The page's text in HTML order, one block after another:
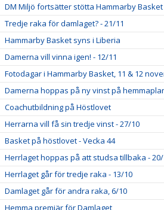
DM Miljö fortsätter stötta Hammarby Basket
Tredje raka för damlaget? - 21/11
Hammarby Basket syns i Liberia
Damerna vill vinna igen! - 12/11
Fotodagar i Hammarby Basket, 11 & 12
Damerna hoppas på ny vinst på
Coachutbildning på Höstlovet
Herrarna vill få sin tredje vinst - 27/10
Basket på höstlovet - Vecka 44
Herrlaget hoppas på att studsa tillbaka -
Herrlaget går för tredje raka - 13/10
Damlaget går för andra raka, 6/10
Hemma premiär för Damlaget